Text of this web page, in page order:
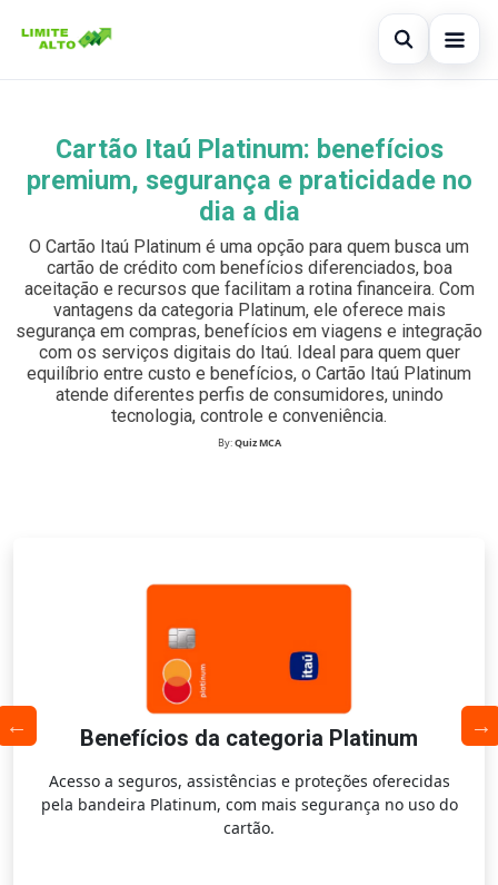
Abrir busca
Cartão de crédito
Empréstimo
Legal
Buscar no site
×
Buscar por:
Pressione Enter para buscar ou ESC para fechar.
Cartão Itaú Platinum: benefícios
premium, segurança e praticidade no
dia a dia
O Cartão Itaú Platinum é uma opção para quem busca um
cartão de crédito com benefícios diferenciados, boa
aceitação e recursos que facilitam a rotina financeira. Com
vantagens da categoria Platinum, ele oferece mais
segurança em compras, benefícios em viagens e integração
com os serviços digitais do Itaú. Ideal para quem quer
equilíbrio entre custo e benefícios, o Cartão Itaú Platinum
atende diferentes perfis de consumidores, unindo
tecnologia, controle e conveniência.
By:Quiz MCA
Benefícios da categoria Platinum
Acesso a seguros, assistências e proteções oferecidas
pela bandeira Platinum, com mais segurança no uso do
cartão.